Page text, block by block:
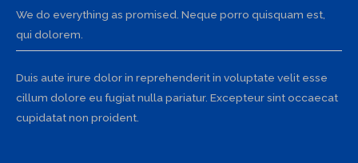
We do everything as promised. Neque porro quisquam est,
qui dolorem.
Duis aute irure dolor in reprehenderit in voluptate velit esse
cillum dolore eu fugiat nulla pariatur. Excepteur sint occaecat
cupidatat non proident.